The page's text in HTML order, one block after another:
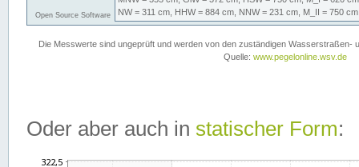
Oder aber auch in statischer Form: